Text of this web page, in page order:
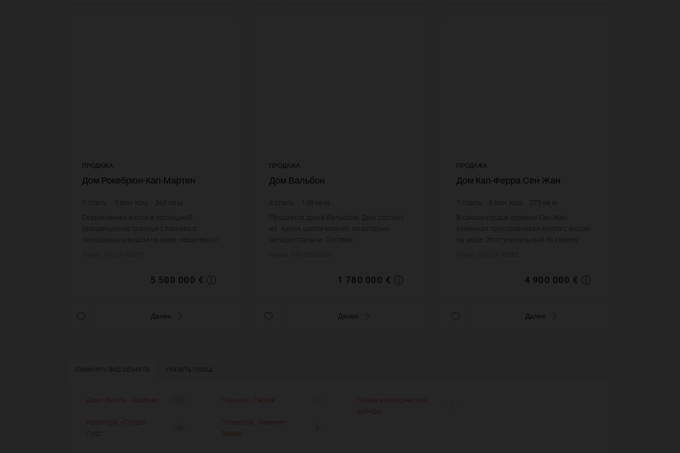
ПРОДАЖА
Дом Рокебрюн-Кап-Мартен
3 спаль. 3 ван. ком. 345 кв.м.
435 кв.м. зем. уч.
15 942,03 €
цена за кв.м.
Современная вилла в роскошной
резиденции на границе с Монако с
панорамным видом на море, недалеко от
5 500 000 €
Далее
ПРОДАЖА
Дом Вальбон
4 спаль. 158 кв.м.
11 265,82 € цена за кв.м.
Продается дом в Вальбоне. Дом состоит
из : кухни, шести комнат, из которых
четыре спальни. Система
1 780 000 €
Далее
ПРОДАЖА
Дом Кап-Ферра Сен-Жан
7 спаль. 6 ван. ком. 275 кв.м.
315 кв.м. зем. уч.
17 818,18 € цена за кв.м.
В самом сердце деревни Сен-Жан,
каменная трехуровневая вилла с видом
на море. Этот уникальный по своему
4 900 000 €
Далее
Изменить вид объекта Указать город
Дом - Вилла - Особняк
Квартира - Студия -
Лофт
Паркинг - Гараж
Поместье - Имение -
Замок
Права коммерческой
аренды